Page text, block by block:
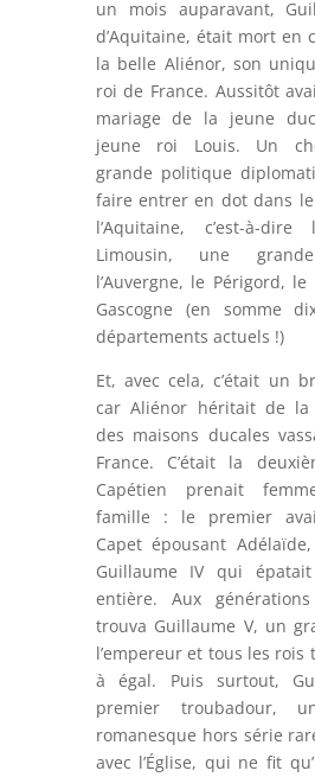
un mois auparavant,
d’Aquitaine, était mort en
la belle Aliénor, son
roi de France. Aussitôt
mariage de la jeune
jeune roi Louis. Un
grande politique
faire entrer en dot dans
l’Aquitaine, c’est-à-
Limousin, une
l’Auvergne, le Périgord,
Gascogne (en somme
départements actuels !)
Et, avec cela, c’était un
car Aliénor héritait de la
des maisons ducales
France. C’était la
Capétien prenait
famille : le premier
Capet épousant
Guillaume IV qui épatait
entière. Aux
trouva Guillaume V, un
l’empereur et tous les rois
à égal. Puis surtout,
premier troubadour,
romanesque hors série
avec l’Église, qui ne fit